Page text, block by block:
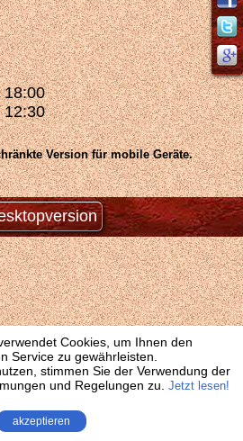
Version für mobile Geräte.
Cookies, um Ihnen den
Service zu gewährleisten.
stimmen Sie der Verwendung der
und Regelungen zu. Jetzt lesen!